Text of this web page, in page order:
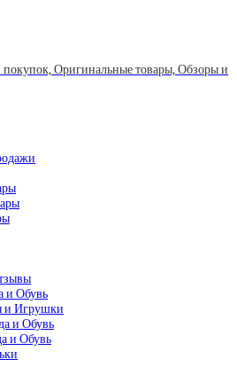
Оригинальные товары, Обзоры и
и Обувь
и Игрушки
и Обувь
и Обувь